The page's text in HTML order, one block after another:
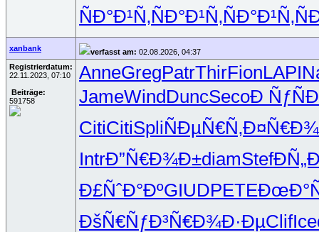
ÑÐ°Ð¹Ñ‚ÑÐ°Ð¹Ñ‚ÑÐ°Ð¹Ñ‚
xanbank verfasst am: 02.08.2026, 04:37
Registrierdatum:
22.11.2023, 07:10
Beiträge:
591758
AnneGregPatrThirFionLAPI
JameWindDuncSecoÐ
CitiCitiSpliÑÐµÑ€Ñ‚
IntrÐ”Ñ€Ð¾Ð±diamStef
Ð£ÑˆÐ°ÐºGIUDPETE
ÐšÑ€ÑƒÐ³Ñ€Ð¾Ð·ÐµClif